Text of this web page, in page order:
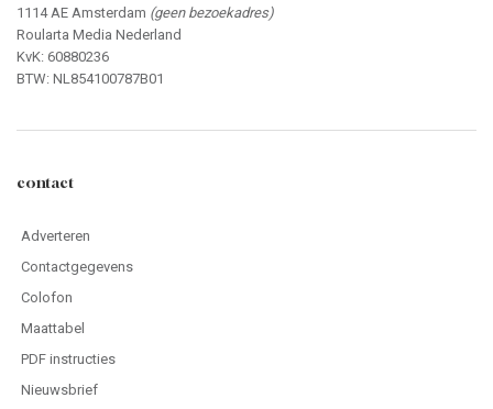
1114 AE Amsterdam (geen bezoekadres)
Roularta Media Nederland
KvK: 60880236
BTW: NL854100787B01
contact
Adverteren
Contactgegevens
Colofon
Maattabel
PDF instructies
Nieuwsbrief